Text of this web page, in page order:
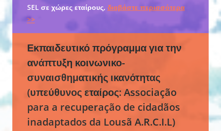
SEL σε χώρες εταίρους, διαβάστε περισσότερα
>>
Εκπαιδευτικό πρόγραμμα για την
ανάπτυξη κοινωνικο-
συναισθηματικής ικανότητας
(υπεύθυνος εταίρος: Associação
para a recuperação de cidadãos
inadaptados da Lousã A.R.C.I.L)